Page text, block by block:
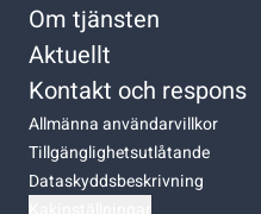
Om tjänsten
Aktuellt
Kontakt och respons
Allmänna användarvillkor
Tillgänglighetsutlåtande
Dataskyddsbeskrivning